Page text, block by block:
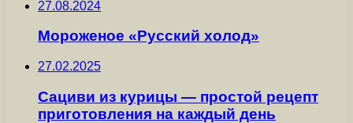
27.08.2024
Мороженое «Русский холод»
27.02.2025
Сациви из курицы — простой рецепт
приготовления на каждый день